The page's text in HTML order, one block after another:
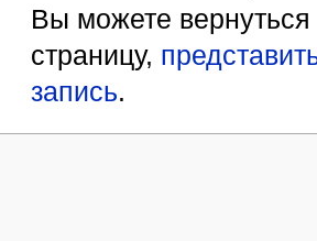
Вы можете
страницу,
запись.